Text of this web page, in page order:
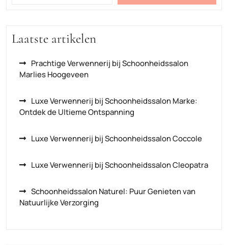
Laatste artikelen
Prachtige Verwennerij bij Schoonheidssalon
Marlies Hoogeveen
Luxe Verwennerij bij Schoonheidssalon Marke:
Ontdek de Ultieme Ontspanning
Luxe Verwennerij bij Schoonheidssalon Coccole
Luxe Verwennerij bij Schoonheidssalon Cleopatra
Schoonheidssalon Naturel: Puur Genieten van
Natuurlijke Verzorging